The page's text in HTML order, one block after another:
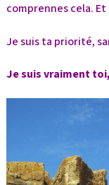
comprennes cela.
Je suis ta priorité,
Je suis vraiment